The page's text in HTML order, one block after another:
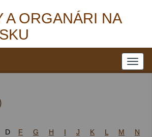
A ORGANÁRI NA
F G H I J K L M
N